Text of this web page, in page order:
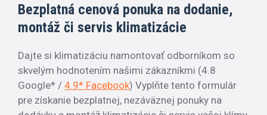
Bezplatná cenová ponuka na dodanie,
montáž či servis klimatizácie
Dajte si klimatizáciu namontovať odborníkom so
skvelým hodnotením našimi zákazníkmi (4.8
Google* / 4.9* Facebook) Vyplňte tento formulár
pre získanie bezplatnej, nezáväznej ponuky na